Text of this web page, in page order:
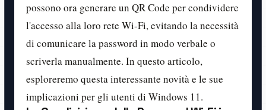
possono ora generare un QR Code per condividere
l'accesso alla loro rete Wi-Fi, evitando la necessità
di comunicare la password in modo verbale o
scriverla manualmente. In questo articolo,
esploreremo questa interessante novità e le sue
implicazioni per gli utenti di Windows 11.